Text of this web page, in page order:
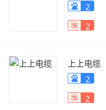
2
2
上上电缆
2
2